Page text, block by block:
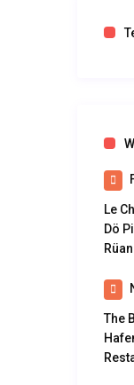
Le
Dö
The